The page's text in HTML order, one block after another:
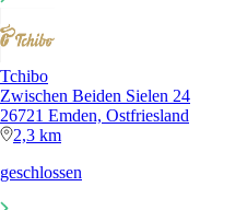
Tchibo
Zwischen Beiden Sielen 24
26721 Emden, Ostfriesland
2,3 km
geschlossen